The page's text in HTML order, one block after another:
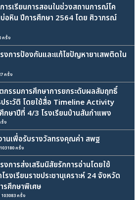
ารเรียนการสอนในช่วงสถานการณ์โค
อหิน ปีการศึกษา 2564 โดย ศิวาภรณ์
ครั้ง
รงการป้องกันและแก้ไขปัญหายาเสพติดใน
ครั้ง
รรมการศึกษาการยกระดับผลสัมฤทธิ์
ประวัติ โดยใช้สื่อ Timeline Activity
กษาปีที่ 4/3 โรงเรียนบ้านสันกำแพง
รั้ง
นเพื่อรับรางวัลทรงคุณค่า สพฐ
ครั้ง
งการส่งเสริมนิสัยรักการอ่านโดยใช้
งเรียนราชประชานุเคราะห์ 24 จังหวัด
รศึกษาพิเศษ
ครั้ง